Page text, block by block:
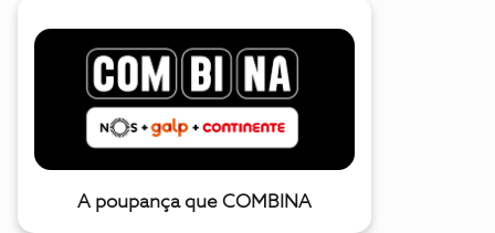
A poupança que COMBINA